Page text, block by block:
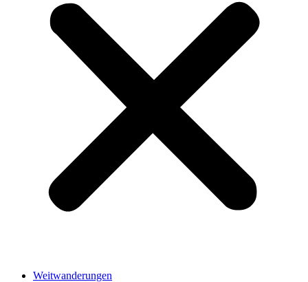
Weitwanderungen